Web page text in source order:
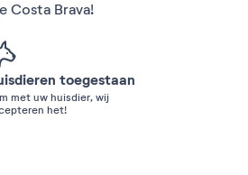
Costa Brava!
toegestaan
met uw huisdier, wij
het!